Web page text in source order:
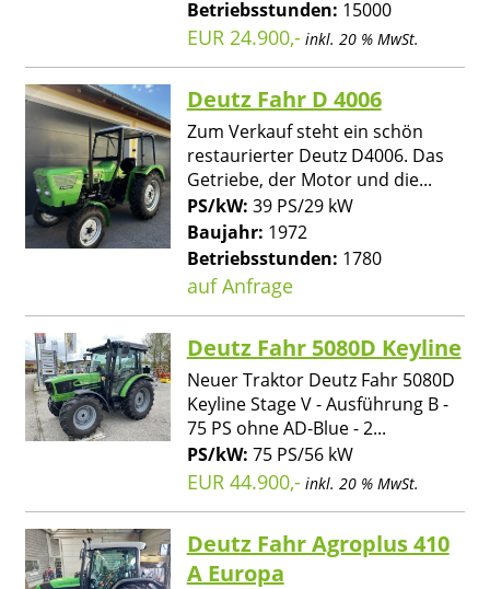
Betriebsstunden: 15000
EUR 24.900,- inkl. 20 % MwSt.
Deutz Fahr D 4006
Zum Verkauf steht ein schön
restaurierter Deutz D4006. Das
Getriebe, der Motor und die...
PS/kW: 39 PS/29 kW
Baujahr: 1972
Betriebsstunden: 1780
auf Anfrage
Deutz Fahr 5080D Keyline
Neuer Traktor Deutz Fahr 5080D
Keyline Stage V - Ausführung B -
75 PS ohne AD-Blue - 2...
PS/kW: 75 PS/56 kW
EUR 44.900,- inkl. 20 % MwSt.
Deutz Fahr Agroplus 410
A Europa